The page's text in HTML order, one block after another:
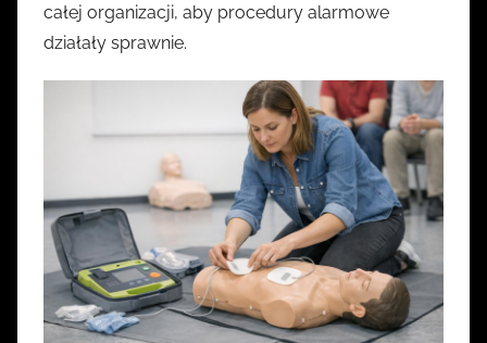
całej organizacji, aby procedury alarmowe
działały sprawnie.